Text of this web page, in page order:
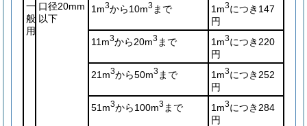
一
般
用
口径20mm
以下
1m3から10m3 まで 1m3につき147
円
11m3から20m3 まで 1m3につき220
円
21m3から50m3 まで 1m3につき252
円
51m3から100m3 まで 1m3につき284
円